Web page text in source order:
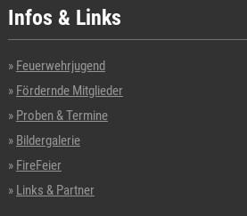
Infos & Links
Feuerwehrjugend
Fördernde Mitglieder
Proben & Termine
Bildergalerie
FireFeier
Links & Partner